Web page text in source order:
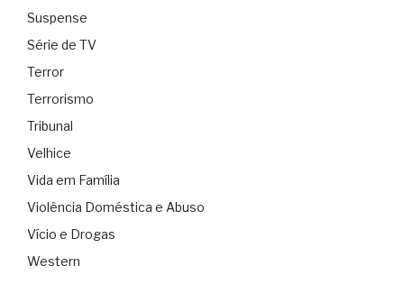
Suspense
Série de TV
Terror
Terrorismo
Tribunal
Velhice
Vida em Família
Violência Doméstica e Abuso
Vício e Drogas
Western